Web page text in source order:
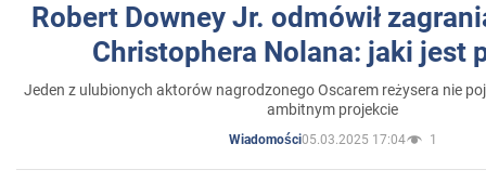
Robert Downey Jr. odmówił
Christophera Nolana: jaki jest
Jeden z ulubionych aktorów nagrodzonego Oscarem reżysera nie
ambitnym projekcie
Wiadomości05.03.2025 17:04 1